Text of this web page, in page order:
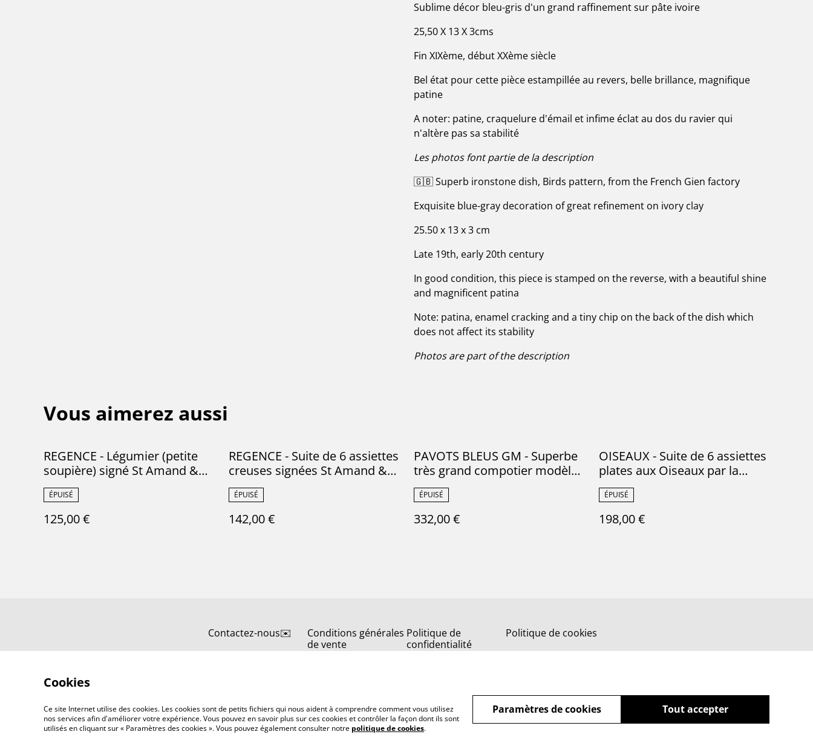
Sublime décor bleu-gris d'un grand raffinement sur pâte ivoire
25,50 X 13 X 3cms
Fin XIXème, début XXème siècle
Bel état pour cette pièce estampillée au revers, belle brillance, magnifique
patine
A noter: patine, craquelure d'émail et infime éclat au dos du ravier qui
n'altère pas sa stabilité
Les photos font partie de la description
🇬🇧 Superb ironstone dish, Birds pattern, from the French Gien factory
Exquisite blue-gray decoration of great refinement on ivory clay
25.50 x 13 x 3 cm
Late 19th, early 20th century
In good condition, this piece is stamped on the reverse, with a beautiful shine
and magnificent patina
Note: patina, enamel cracking and a tiny chip on the back of the dish which
does not affect its stability
Photos are part of the description
Vous aimerez aussi
REGENCE - Légumier (petite
soupière) signé St Amand &
Hamage Nord - Terre de Fer
ÉPUISÉ
125,00 €
REGENCE - Suite de 6 assiettes
creuses signées St Amand &
Hamage Nord - Terre de Fer
ÉPUISÉ
142,00 €
PAVOTS BLEUS GM - Superbe
très grand compotier modèle
Pavots par la manufacture
française de Choisy le Roi -
Terre de Fer
ÉPUISÉ
332,00 €
OISEAUX - Suite de 6 assiettes
plates aux Oiseaux par la
manufacture française de
Gien - Terre de Fer
ÉPUISÉ
198,00 €
Contactez-nous✉️
Conditions générales
de vente
Politique de
confidentialité
Politique de cookies
©2026 MAISON ODETTE
Cookies
Ce site Internet utilise des cookies. Les cookies sont de petits fichiers qui nous aident à comprendre comment vous utilisez
nos services afin d'améliorer votre expérience. Vous pouvez en savoir plus sur ces cookies et contrôler la façon dont ils sont
utilisés en cliquant sur « Paramètres des cookies ». Vous pouvez également consulter notre politique de cookies.
Tout accepter
Paramètres de cookies